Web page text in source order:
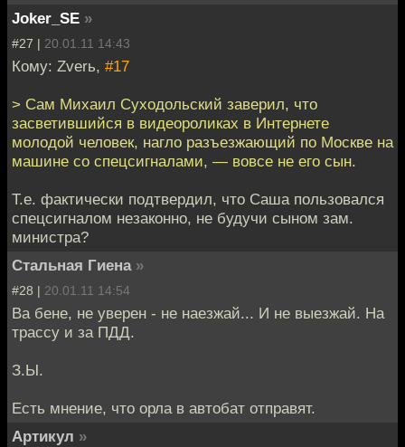
Joker_SE »
#27 | 20.01.11 14:43
Кому: Zverь, #17
> Сам Михаил Суходольский заверил, что
засветившийся в видеороликах в Интернете
молодой человек, нагло разъезжающий по Москве на
машине со спецсигналами, — вовсе не его сын.
Т.е. фактически подтвердил, что Саша пользовался
спецсигналом незаконно, не будучи сыном зам.
министра?
Стальная Гиена »
#28 | 20.01.11 14:54
Ва бене, не уверен - не наезжай... И не выезжай. На
трассу и за ПДД.
З.Ы.
Есть мнение, что орла в автобат отправят.
Артикул »